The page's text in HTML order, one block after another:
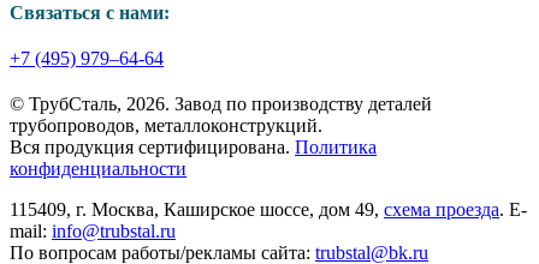
Связаться с нами:
+7 (495) 979–64-64
© ТрубСталь, 2026. Завод по производству деталей
трубопроводов, металлоконструкций.
Вся продукция сертифицирована. Политика
конфиденциальности
115409, г. Москва, Каширское шоссе, дом 49, схема проезда. E-
mail: info@trubstal.ru
По вопросам работы/рекламы сайта: trubstal@bk.ru